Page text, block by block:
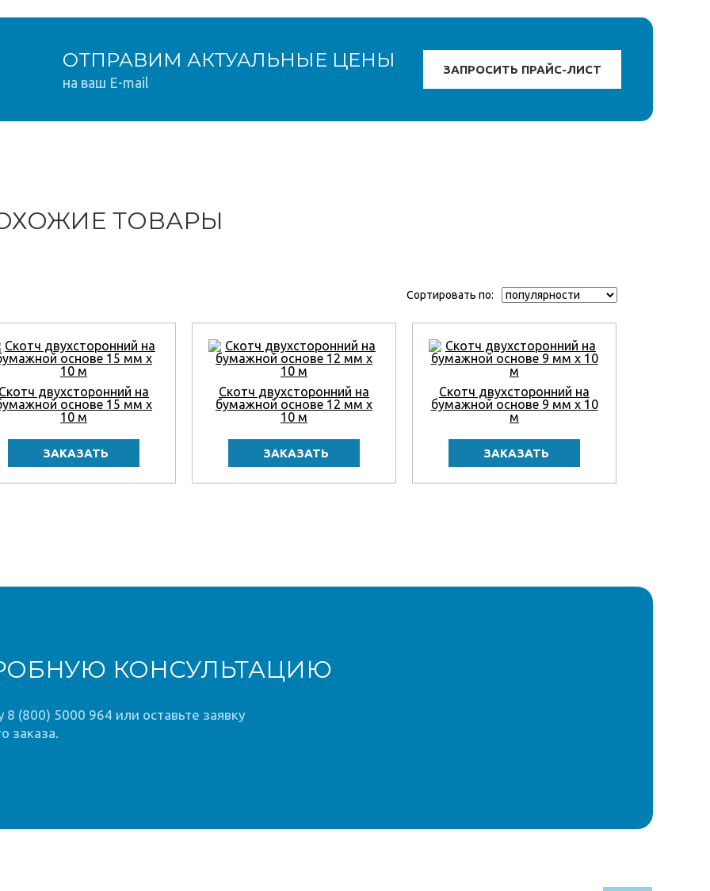
ОТПРАВИМ АКТУАЛЬНЫЕ ЦЕНЫ
на ваш E-mail
ТОВАРЫ
Сортировать по:
двухсторонний на
основе 15 мм x
10 м
Скотч двухсторонний на
бумажной основе 12 мм x
10 м
Скотч двухсторонний на
бумажной основе 9 мм x 10
м
КОНСУЛЬТАЦИЮ
(800) 5000 964 или оставьте заявку
заказа.